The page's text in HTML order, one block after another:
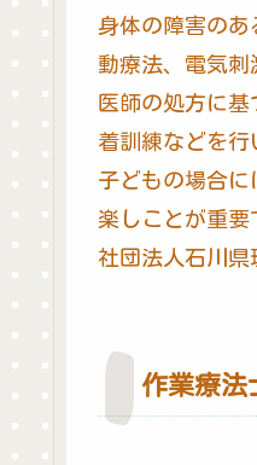
身体の障害のあ
動療法、電気刺
医師の処方に
着訓練などを行
子どもの場合に
楽しことが重要
社団法人石川県
作業療法